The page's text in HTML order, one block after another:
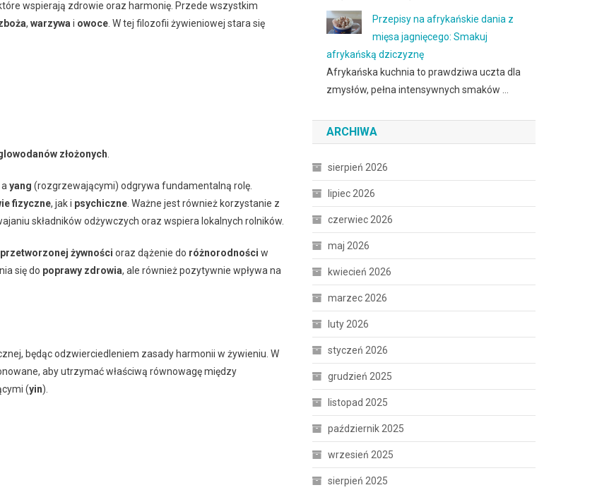
wspierają zdrowie oraz harmonię. Przede wszystkim
, warzywa i owoce . W tej filozofii żywieniowej stara się
złożonych
yang (rozgrzewającymi) odgrywa fundamentalną rolę.
fizyczne, jak i psychiczne . Ważne jest również korzystanie z
składników odżywczych oraz wspiera lokalnych rolników.
przetworzonej żywności oraz dążenie do różnorodności w
się do poprawy zdrowia, ale również pozytywnie wpływa na
będąc odzwierciedleniem zasady harmonii w żywieniu. W
aby utrzymać właściwą równowagę między
(yin).
Przepisy na afrykańskie dania z
mięsa jagnięcego: Smakuj
afrykańską dziczyznę
Afrykańska kuchnia to prawdziwa uczta dla
zmysłów, pełna intensywnych smaków …
ARCHIWA
sierpień 2026
lipiec 2026
czerwiec 2026
maj 2026
kwiecień 2026
marzec 2026
luty 2026
styczeń 2026
grudzień 2025
listopad 2025
październik 2025
wrzesień 2025
sierpień 2025